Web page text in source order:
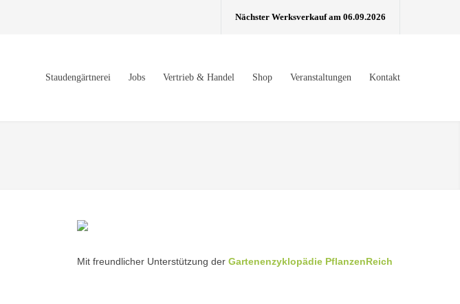
Nächster Werksverkauf am 06.09.2026
Staudengärtnerei Jobs Vertrieb & Handel Shop Veranstaltungen Kontakt
Mit freundlicher Unterstützung der Gartenenzyklopädie PflanzenReich